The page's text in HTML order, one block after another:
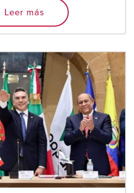
Leer más